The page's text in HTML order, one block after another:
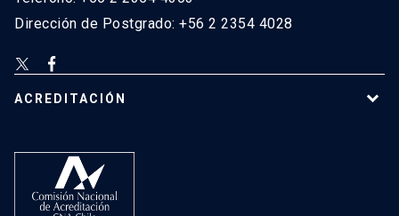
Dirección de Postgrado: +56 2 2354 4028
ACREDITACIÓN